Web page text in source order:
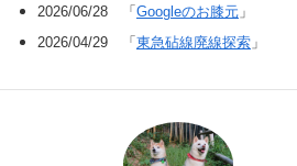
2026/06/28 「 Googleのお膝元 」
2026/04/29 「 東急砧線廃線探索 」